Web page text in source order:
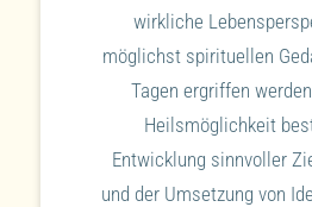
wirkliche
möglichst spirituellen
Tagen ergriffen
Heilsmöglichkeit
Entwicklung sinnvoller
und der Umsetzung von